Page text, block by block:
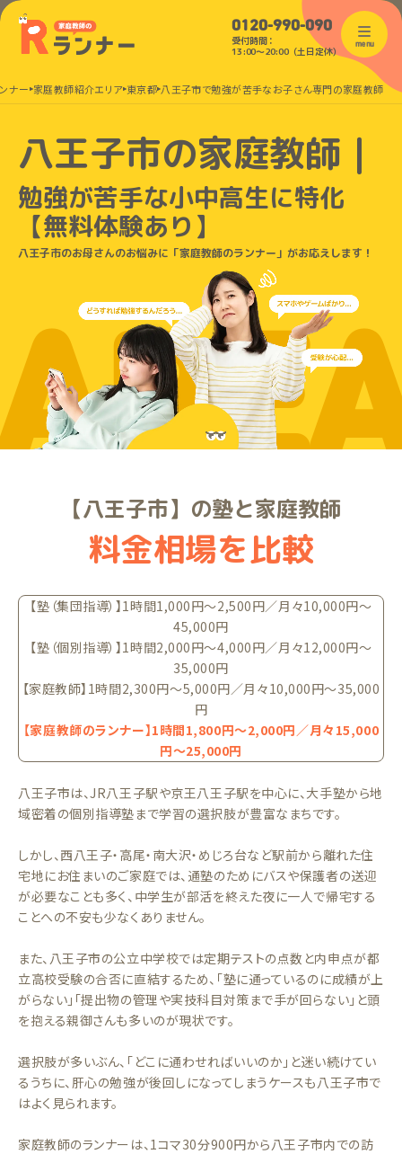
0120-990-090
受付時間：
13:00〜20:00（土日定休）
menu
ナー 家庭教師紹介エリア 東京都 八王子市で勉強が苦手なお子さん専門の家庭教師
八王子市の家庭教師｜
勉強が苦手な小中高生に特化
【無料体験あり】
八王子市のお母さんのお悩みに「家庭教師のランナー」がお応えします！
【八王子市】の塾と家庭教師
料金相場を比較
【塾（集団指導）】1時間1,000円〜2,500円／月々10,000円〜
45,000円
【塾（個別指導）】1時間2,000円〜4,000円／月々12,000円〜
35,000円
【家庭教師】1時間2,300円〜5,000円／月々10,000円〜35,000
円
【家庭教師のランナー】1時間1,800円〜2,000円／月々15,000
円〜25,000円
八王子市は、JR八王子駅や京王八王子駅を中心に、大手塾から地
域密着の個別指導塾まで学習の選択肢が豊富なまちです。
しかし、西八王子・高尾・南大沢・めじろ台など駅前から離れた住
宅地にお住まいのご家庭では、通塾のためにバスや保護者の送迎
が必要なことも多く、中学生が部活を終えた夜に一人で帰宅する
ことへの不安も少なくありません。
また、八王子市の公立中学校では定期テストの点数と内申点が都
立高校受験の合否に直結するため、「塾に通っているのに成績が上
がらない」「提出物の管理や実技科目対策まで手が回らない」と頭
を抱える親御さんも多いのが現状です。
選択肢が多いぶん、「どこに通わせればいいのか」と迷い続けてい
るうちに、肝心の勉強が後回しになってしまうケースも八王子市で
はよく見られます。
家庭教師のランナーは、1コマ30分900円から八王子市内での訪